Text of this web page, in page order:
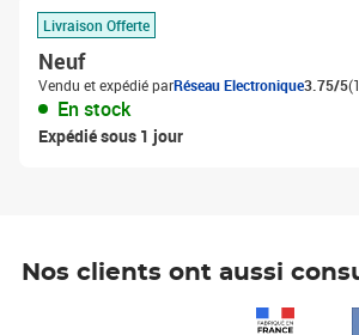
Livraison Offerte
Neuf
Vendu et expédié parRéseau Electronique3.75/5
En stock
Expédié sous 1 jour
Nos clients ont aussi
Prix